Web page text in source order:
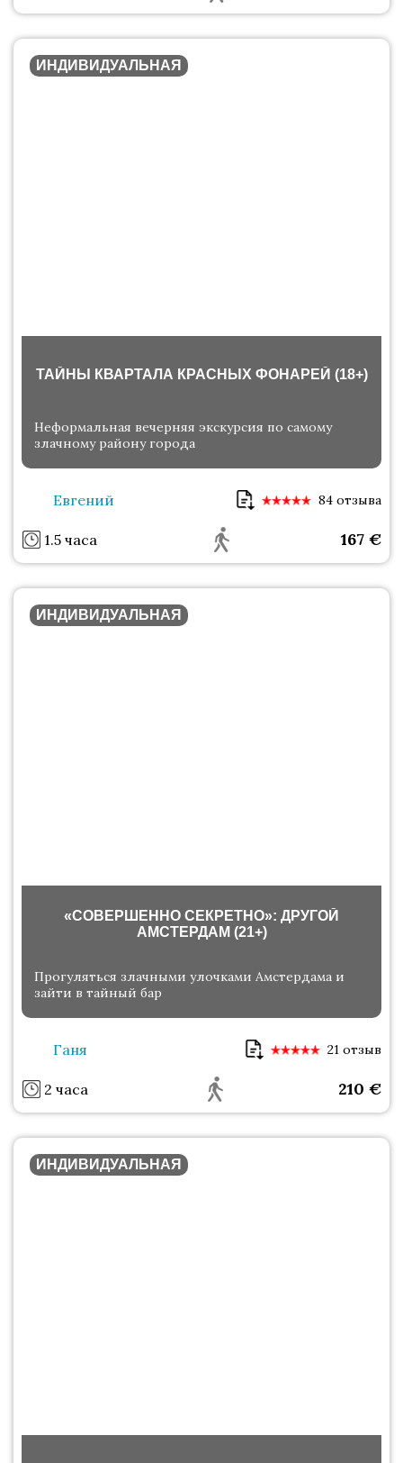
ИНДИВИДУАЛЬНАЯ
ТАЙНЫ КВАРТАЛА КРАСНЫХ ФОНАРЕЙ (18+)
Неформальная вечерняя экскурсия по самому
злачному району города
Евгений 84 отзыва
1.5 часа 167 €
ИНДИВИДУАЛЬНАЯ
«СОВЕРШЕННО СЕКРЕТНО»: ДРУГОЙ
АМСТЕРДАМ (21+)
Прогуляться злачными улочками Амстердама и
зайти в тайный бар
Ганя 21 отзыв
2 часа 210 €
ИНДИВИДУАЛЬНАЯ